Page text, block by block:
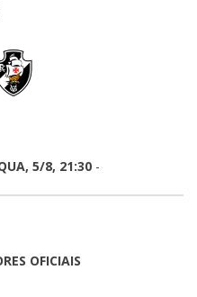
5/8, 21:30 -
OFICIAIS